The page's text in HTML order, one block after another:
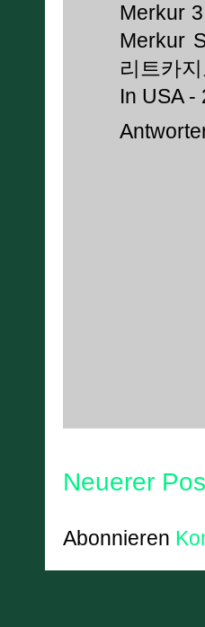
Merkur
Merkur
리트카
In USA -
Neuerer
Abonnieren